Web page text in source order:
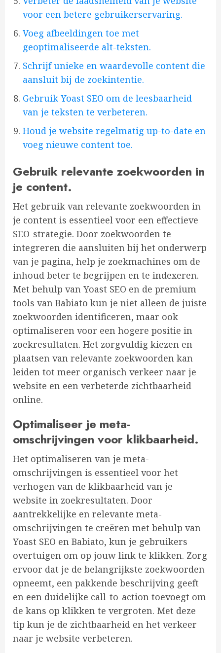
voor een betere gebruikerservaring.
Voeg afbeeldingen toe met
geoptimaliseerde alt-teksten.
Schrijf unieke en waardevolle content die
aansluit bij de zoekintentie.
Gebruik Yoast SEO om de leesbaarheid
van je teksten te verbeteren.
Houd je website regelmatig up-to-date en
voeg nieuwe content toe.
Gebruik relevante zoekwoorden in
je content.
Het gebruik van relevante zoekwoorden in
je content is essentieel voor een effectieve
SEO-strategie. Door zoekwoorden te
integreren die aansluiten bij het onderwerp
van je pagina, help je zoekmachines om de
inhoud beter te begrijpen en te indexeren.
Met behulp van Yoast SEO en de premium
tools van Babiato kun je niet alleen de juiste
zoekwoorden identificeren, maar ook
optimaliseren voor een hogere positie in
zoekresultaten. Het zorgvuldig kiezen en
plaatsen van relevante zoekwoorden kan
leiden tot meer organisch verkeer naar je
website en een verbeterde zichtbaarheid
online.
Optimaliseer je meta-
omschrijvingen voor klikbaarheid.
Het optimaliseren van je meta-
omschrijvingen is essentieel voor het
verhogen van de klikbaarheid van je
website in zoekresultaten. Door
aantrekkelijke en relevante meta-
omschrijvingen te creëren met behulp van
Yoast SEO en Babiato, kun je gebruikers
overtuigen om op jouw link te klikken. Zorg
ervoor dat je de belangrijkste zoekwoorden
opneemt, een pakkende beschrijving geeft
en een duidelijke call-to-action toevoegt om
de kans op klikken te vergroten. Met deze
tip kun je de zichtbaarheid en het verkeer
naar je website verbeteren.